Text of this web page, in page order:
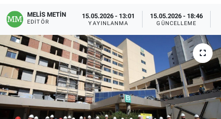
MELİS METİN
EDITÖR
15.05.2026 - 13:01
YAYINLANMA
15.05.2026 - 18:46
GÜNCELLEME